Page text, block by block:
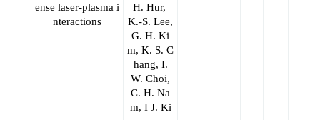
ense laser-plasma i
nteractions
H. Hur,
K.-S. Lee,
G. H. Ki
m, K. S. C
hang, I.
W. Choi,
C. H. Na
m, I J. Ki